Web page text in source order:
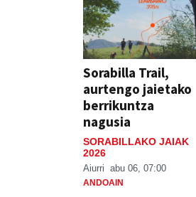
Sorabilla Trail,
aurtengo jaietako
berrikuntza
nagusia
SORABILLAKO JAIAK
2026
Aiurri abu 06, 07:00
ANDOAIN